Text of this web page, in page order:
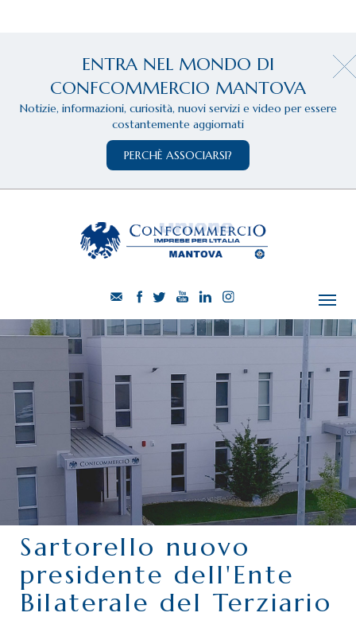
ENTRA NEL MONDO DI
CONFCOMMERCIO MANTOVA
Notizie, informazioni, curiosità, nuovi servizi e video per essere
costantemente aggiornati
PERCHÈ ASSOCIARSI?
CHI SIAMO
SERVIZI
CATEGORIE
DELEGAZIONI
ATTIVITÀ STORICHE
PERIODICO
PERCHÉ ASSOCIARSI?
DOVE SIAMO
CONTATTI
Sartorello nuovo
presidente dell'Ente
Bilaterale del Terziario